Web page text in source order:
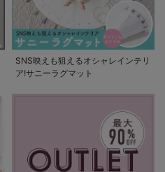
SNS映えも狙えるオシャレインテリ
ア!サニーラグマット